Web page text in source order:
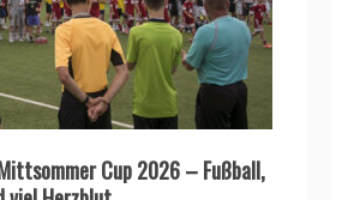
Cup 2026 – Fußball,